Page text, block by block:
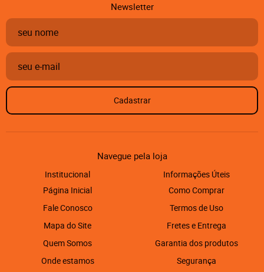
Newsletter
Cadastrar
Navegue pela loja
Institucional
Página Inicial
Fale Conosco
Mapa do Site
Quem Somos
Onde estamos
Informações Úteis
Como Comprar
Termos de Uso
Fretes e Entrega
Garantia dos produtos
Segurança